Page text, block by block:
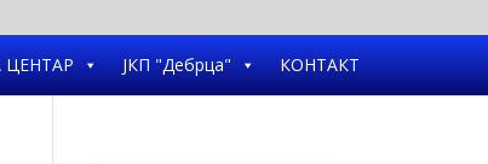
ЦЕНТАР ЈКП "Дебрца" КОНТАКТ